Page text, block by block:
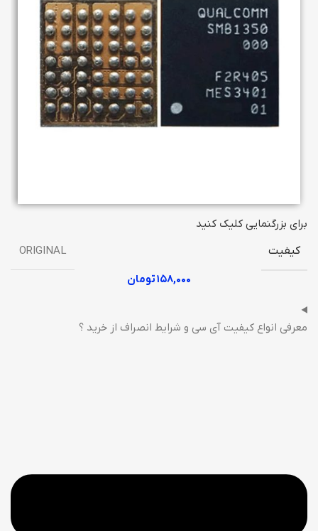
برای بزرگنمایی کلیک کنید
کیفیت
ORIGINAL
۱۵۸,۰۰۰تومان
معرفی انواع کیفیت آی سی و شرایط انصراف از خرید ؟